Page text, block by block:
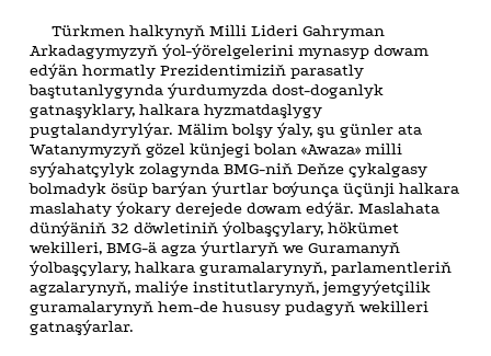
Türkmen halkynyň Milli Lideri Gahryman
Arkadagymyzyň ýol-ýörelgelerini mynasyp dowam
edýän hormatly Prezidentimiziň parasatly
baştutanlygynda ýurdumyzda dost-doganlyk
gatnaşyklary, halkara hyzmatdaşlygy
pugtalandyrylýar. Mälim bolşy ýaly, şu günler ata
Watanymyzyň gözel künjegi bolan «Awaza» milli
syýahatçylyk zolagynda BMG-niň Deňze çykalgasy
bolmadyk ösüp barýan ýurtlar boýunça üçünji halkara
maslahaty ýokary derejede dowam edýär. Maslahata
dünýäniň 32 döwletiniň ýolbaşçylary, hökümet
wekilleri, BMG-ä agza ýurtlaryň we Guramanyň
ýolbaşçylary, halkara guramalarynyň, parlamentleriň
agzalarynyň, maliýe institutlarynyň, jemgyýetçilik
guramalarynyň hem-de hususy pudagyň wekilleri
gatnaşýarlar.